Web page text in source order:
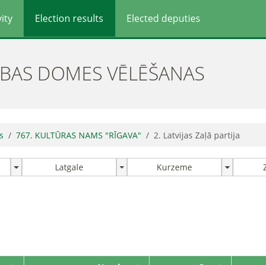
Election results Elected deputies
DOMES VĒLĒŠANAS
767. KULTŪRAS NAMS "RĪGAVA" 2. Latvijas Zaļā partija
Latgale Kurzeme